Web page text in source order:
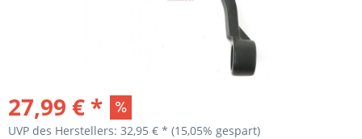
27,99 € *
UVP des Herstellers: 32,95 € * (15,05% gespart)